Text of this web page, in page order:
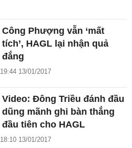
Công Phượng vẫn ‘mất
tích’, HAGL lại nhận quả
đắng
19:44 13/01/2017
Video: Đông Triều đánh đầu
dũng mãnh ghi bàn thắng
đầu tiên cho HAGL
18:10 13/01/2017